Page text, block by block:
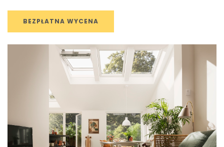
BEZPŁATNA WYCENA